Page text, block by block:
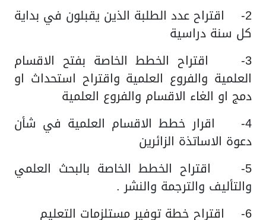
2- اقتراح عدد الطلبة الذين يقبلون في بداية
كل سنة دراسية
3- اقتراح الخطط الخاصة بفتح الاقسام
العلمية والفروع العلمية واقتراح استحداث او
دمج او الغاء الاقسام والفروع العلمية
4- اقرار خطط الاقسام العلمية في شأن
دعوة الاساتذة الزائرين
5- اقتراح الخطط الخاصة بالبحث العلمي
والتأليف والترجمة والنشر .
6- اقتراح خطة توفير مستلزمات التعليم